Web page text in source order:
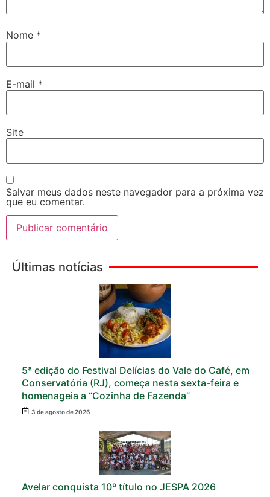
Nome *
E-mail *
Site
Salvar meus dados neste navegador para a próxima vez
que eu comentar.
Últimas notícias
5ª edição do Festival Delícias do Vale do Café, em
Conservatória (RJ), começa nesta sexta-feira e
homenageia a “Cozinha de Fazenda”
3 de agosto de 2026
Avelar conquista 10º título no JESPA 2026